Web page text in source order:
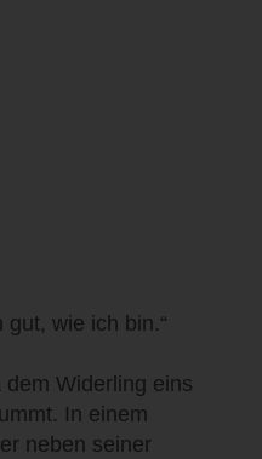
wie ich bin.“
Widerling eins
In einem
neben seiner